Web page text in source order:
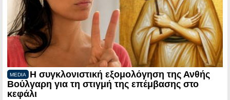
MEDIA
Η συγκλονιστική εξομολόγηση της Ανθής
Βούλγαρη για τη στιγμή της επέμβασης στο
κεφάλι